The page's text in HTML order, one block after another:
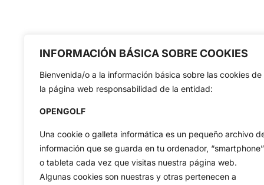
INFORMACIÓN BÁSICA SOBRE COOKIES
Bienvenida/o a la información básica sobre las cookies de
la página web responsabilidad de la entidad:
OPENGOLF
Una cookie o galleta informática es un pequeño archivo
información que se guarda en tu ordenador, “smartphone”
o tableta cada vez que visitas nuestra página web.
Algunas cookies son nuestras y otras pertenecen a